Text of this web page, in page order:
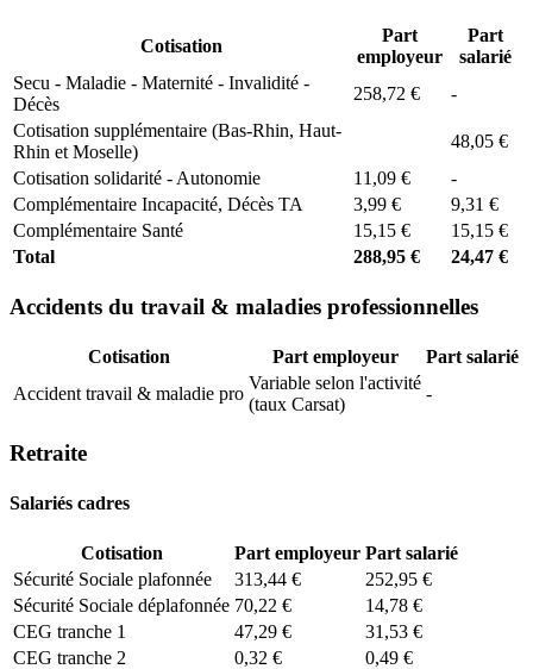
Cotisation
Part
employeur
Part
salarié
Secu - Maladie - Maternité - Invalidité -
Décès
258,72 €
-
Cotisation supplémentaire (Bas-Rhin, Haut-
Rhin et Moselle)
48,05 €
Cotisation solidarité - Autonomie
11,09 €
-
Complémentaire Incapacité, Décès TA
3,99 €
9,31 €
Complémentaire Santé
15,15 €
15,15 €
Total
288,95 € 24,47 €
Accidents du travail & maladies professionnelles
Cotisation Part employeur
Part salarié
Accident travail & maladie pro
Variable selon l'activité
(taux Carsat)
-
Retraite
Salariés cadres
Cotisation Part employeur Part salarié
Sécurité Sociale plafonnée
313,44 €
252,95 €
Sécurité Sociale déplafonnée 70,22 €
14,78 €
CEG tranche 1
47,29 €
31,53 €
CEG tranche 2
0,32 €
0,49 €